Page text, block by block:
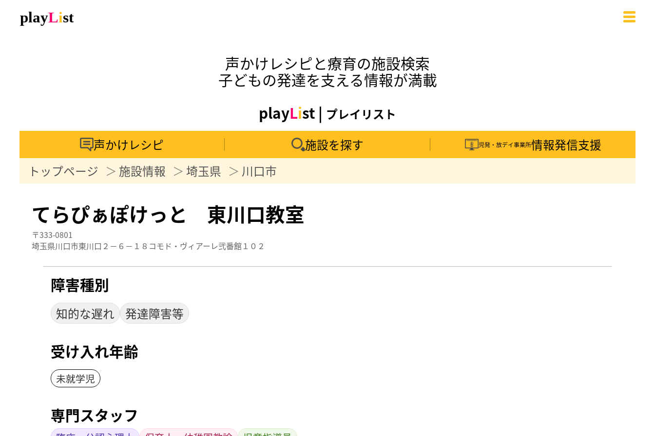
声かけレシピと療育の施設検索
子どもの発達を支える情報が満載
playList | プレイリスト
声かけレシピ
施設を探す 児発・放デイ事業所情報発信支援
トップページ
施設情報 埼玉県 川口市
てらぴぁぽけっと 東川口教室
〒333-0801
埼玉県川口市東川口２－６－１８コモド・ヴィアーレ弐番館１０２
障害種別
知的な遅れ 発達障害等
受け入れ年齢
未就学児
専門スタッフ